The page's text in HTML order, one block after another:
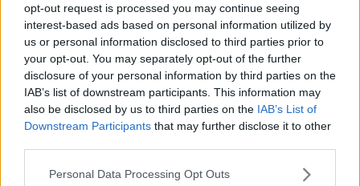
opt-out request is processed you may continue seeing
interest-based ads based on personal information utilized by
us or personal information disclosed to third parties prior to
your opt-out. You may separately opt-out of the further
disclosure of your personal information by third parties on the
IAB’s list of downstream participants. This information may
also be disclosed by us to third parties on the IAB’s List of
Downstream Participants that may further disclose it to other
Personal Data Processing Opt Outs